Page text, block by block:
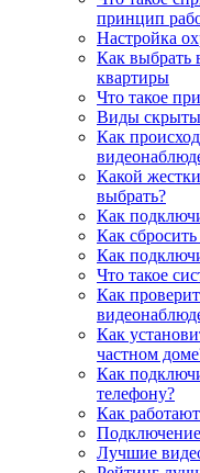
принцип
Настройка
Как выбрать
квартиры
Что такое
Виды
Как
Какой
выбрать?
Как
Как
Как
Что такое
Как
Как
частном
Как
телефону?
Как
Лучшие